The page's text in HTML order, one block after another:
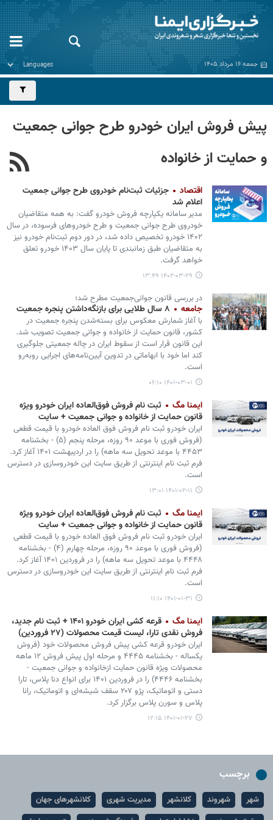
جمعه ۱۶ مرداد ۱۴۰۵
پیش فروش ایران خودرو طرح جوانی جمعیت
و حمایت از خانواده
اقتصاد
جزئیات ثبت‌نام خودروی طرح جوانی جمعیت
اعلام شد
مدیر سامانه یکپارچه فروش خودرو گفت: به همه متقاضیان
خودروی طرح جوانی جمعیت و طرح خودروهای فرسوده، در سال
۱۴۰۲ خودرو تخصیص داده شد، در دور دوم ثبت‌نام خودرو نیز
به متقاضیان طبق زمانبندی تا پایان سال ۱۴۰۳ خودرو تعلق
خواهد گرفت.
۱۴۰۲-۰۳-۲۹ ۱۳:۴۹
در بررسی قانون جوانی‌جمعیت مطرح شد؛
جامعه ۸ سال طلایی برای بازنگه‌داشتن پنجره جمعیت
با آغاز شمارش معکوس برای بسته‌شدن پنجره جمعیت در
کشور، قانون حمایت از خانواده و جوانی جمعیت تصویب شد.
این قانون قرار است از سقوط ایران در چاله جمعیتی جلوگیری
کند اما خود با ابهاماتی در تدوین آیین‌نامه‌های اجرایی روبه‌رو
است.
۱۴۰۱-۰۳-۰۱ ۰۶:۱۰
ایمنا مگ
ثبت نام فروش فوق‌العاده ایران خودرو ویژه
قانون حمایت از خانواده و جوانی جمعیت + سایت
ایران خودرو ثبت نام فروش فوق العاده خودرو با قیمت قطعی
(فروش فوری با موعد ۹۰ روزه، مرحله پنجم (۵) - بخشنامه
۴۴۵۳ با موعد تحویل سه ماهه) را در اردیبهشت ۱۴۰۱ آغاز کرد.
فرم ثبت نام اینترنتی از طریق سایت این خودروسازی در دسترس
است.
۱۴۰۱-۰۲-۱۱ ۱۳:۰۱
ایمنا مگ
ثبت نام فروش فوق‌العاده ایران خودرو ویژه
قانون حمایت از خانواده و جوانی جمعیت + سایت
ایران خودرو ثبت نام فروش فوق العاده خودرو با قیمت قطعی
(فروش فوری با موعد ۹۰ روزه، مرحله چهارم (۴) - بخشنامه
۴۴۴۸ با موعد تحویل سه ماهه) را در فروردین ۱۴۰۱ آغاز کرد.
فرم ثبت نام اینترنتی از طریق سایت این خودروسازی در دسترس
است.
۱۴۰۱-۰۱-۳۱ ۱۱:۱۰
ایمنا مگ
قرعه کشی ایران خودرو ۱۴۰۱ + ثبت نام جدید،
فروش نقدی تارا، لیست قیمت محصولات (۲۷ فروردین)
ایران خودرو قرعه کشی پیش فروش محصولات خود (فروش
یکساله - بخشنامه ۴۴۴۵ و مرحله اول پیش فروش ۱۲ ماهه
محصولات ویژه قانون حمایت ازخانواده و جوانی جمعیت -
بخشنامه ۴۴۴۶) را در فروردین ۱۴۰۱ برای انواع دنا پلاس، تارا
دستی و اتوماتیک، پژو ۲۰۷ سقف شیشه‌ای و اتوماتیک، رانا
پلاس و سورن پلاس برگزار کرد.
۱۴۰۱-۰۱-۲۷ ۱۲:۱۵
برچسب
شهر شهروند کلانشهر مدیریت شهری
کلانشهرهای جهان